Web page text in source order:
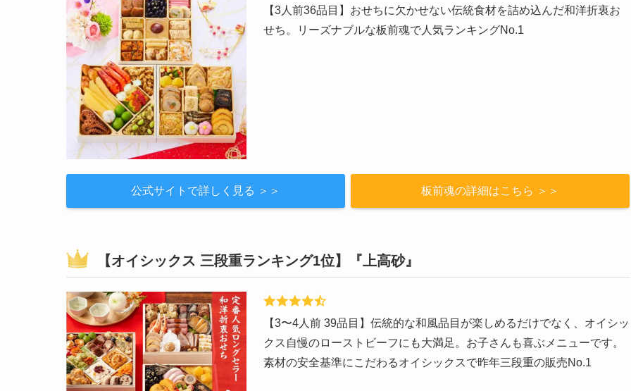
【3人前36品目】おせちに欠かせない伝統食材を詰め込んだ和洋折衷お
せち。リーズナブルな板前魂で人気ランキングNo.1
公式サイトで詳しく見る ＞＞ 板前魂の詳細はこちら ＞＞
【オイシックス 三段重ランキング1位】『上高砂』
【3〜4人前 39品目】伝統的な和風品目が楽しめるだけでなく、オイシッ
クス自慢のローストビーフにも大満足。お子さんも喜ぶメニューです。
素材の安全基準にこだわるオイシックスで昨年三段重の販売No.1